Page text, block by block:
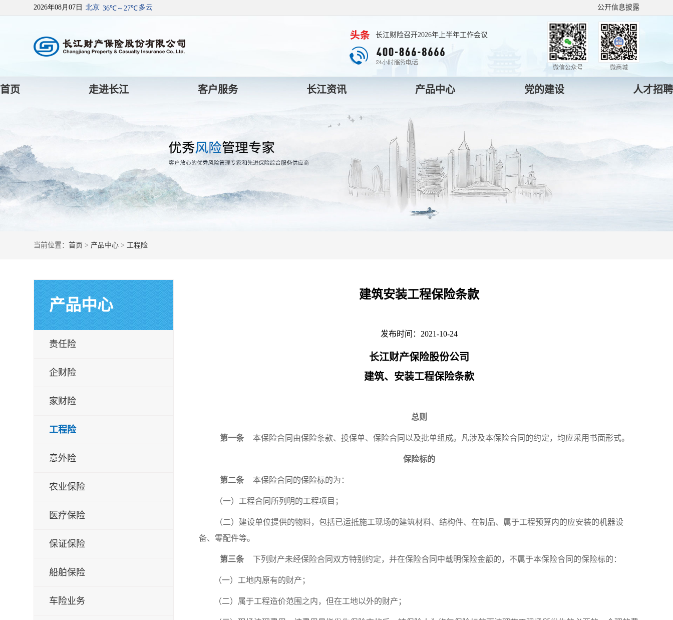
公开信息披露
长江财险召开2026年上半年工作会议
微信公众号 微商城
首页 走进长江 客户服务 长江资讯 产品中心 党的建设 人才招聘
当前位置：首页 > 产品中心 > 工程险
产品中心
责任险
企财险
家财险
工程险
意外险
农业保险
医疗保险
保证保险
船舶保险
车险业务
建筑安装工程保险条款
发布时间：2021-10-24
长江财产保险股份公司
建筑、安装工程保险条款
总则
第一条 本保险合同由保险条款、投保单、保险合同以及批单组成。凡涉及本保险合同的约定，均应采用书面形式。
保险标的
第二条 本保险合同的保险标的为：
（一）工程合同所列明的工程项目；
（二）建设单位提供的物料，包括已运抵施工现场的建筑材料、结构件、在制品、属于工程预算内的应安装的机器设
备、零配件等。
第三条 下列财产未经保险合同双方特别约定，并在保险合同中载明保险金额的，不属于本保险合同的保险标的：
（一）工地内原有的财产；
（二）属于工程造价范围之内，但在工地以外的财产；